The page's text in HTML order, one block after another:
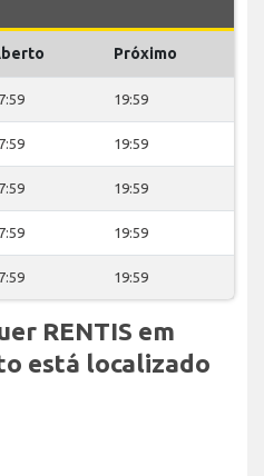
Próximo
19:59
19:59
19:59
19:59
19:59
RENTIS em
está localizado